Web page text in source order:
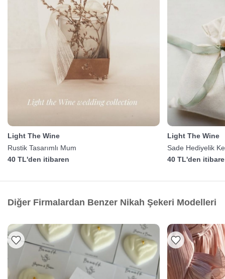
Light The Wine
Rustik Tasarımlı Mum
40 TL'den itibaren
Light The Wine
Sade Hediyelik
40 TL'den
Diğer Firmalardan Benzer Nikah Şekeri Modelleri